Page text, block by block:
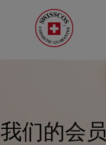
我们的会员